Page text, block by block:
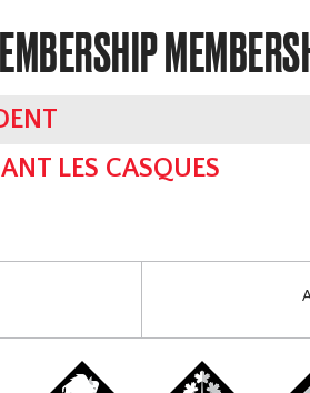
LES CASQUES